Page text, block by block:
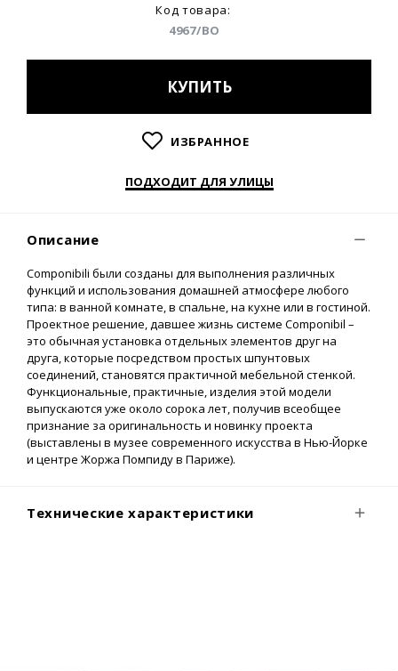
Код товара:
4967/BO
КУПИТЬ
ИЗБРАННОЕ
ПОДХОДИТ ДЛЯ УЛИЦЫ
Описание
Сomponibili были созданы для выполнения различных
функций и использования домашней атмосфере любого
типа: в ванной комнате, в спальне, на кухне или в гостиной.
Проектное решение, давшее жизнь системе Componibil –
это обычная установка отдельных элементов друг на
друга, которые посредством простых шпунтовых
соединений, становятся практичной мебельной стенкой.
Функциональные, практичные, изделия этой модели
выпускаются уже около сорока лет, получив всеобщее
признание за оригинальность и новинку проекта
(выставлены в музее современного искусства в Нью-Йорке
и центре Жоржа Помпиду в Париже).
Технические характеристики